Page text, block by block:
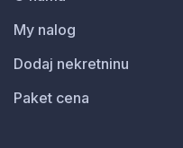
My nalog
Dodaj nekretninu
Paket cena